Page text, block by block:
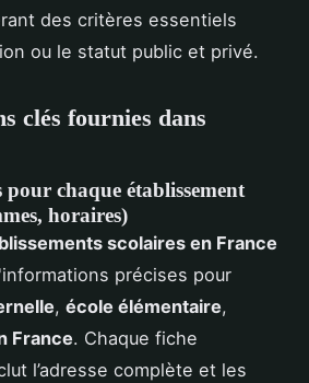
des critères essentiels
ou le statut public et privé.
clés fournies dans
pour chaque établissement
horaires)
scolaires en France
précises pour
, école élémentaire,
France. Chaque fiche
l’adresse complète et les